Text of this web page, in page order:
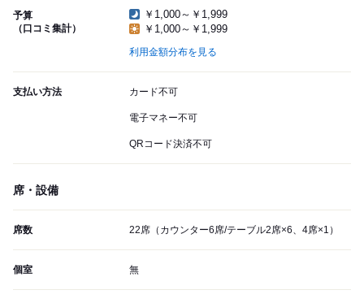
予算
（口コミ集計）
￥1,000～￥1,999
￥1,000～￥1,999
利用金額分布を見る
支払い方法 カード不可
電子マネー不可
QRコード決済不可
席・設備
席数 22席（カウンター6席/テーブル2席×6、4席×1）
個室 無